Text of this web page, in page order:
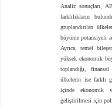
Analiz sonuçları,
farklılıkların
gruplandırılan
büyüme potansiyeli
Ayrıca, temel
yüksek ekonomik
toplandığı,
ülkelerin ise farklı
içinde ekonomik
geliştirilmesi için